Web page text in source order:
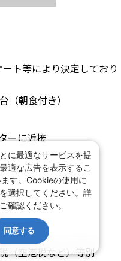
ト等により決定しており
（朝食付き）
ーに近接
名1室
（空港税など）等別
に最適なサービスを提
適な広告を表示するこ
す。Cookieの使用に
選択してください。詳
確認ください。
同意する